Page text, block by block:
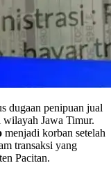
dugaan penipuan jual
wilayah Jawa Timur.
menjadi korban setelah
transaksi yang
Pacitan.